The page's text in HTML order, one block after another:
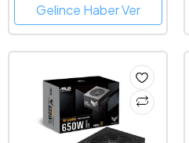
Gelince Haber Ver